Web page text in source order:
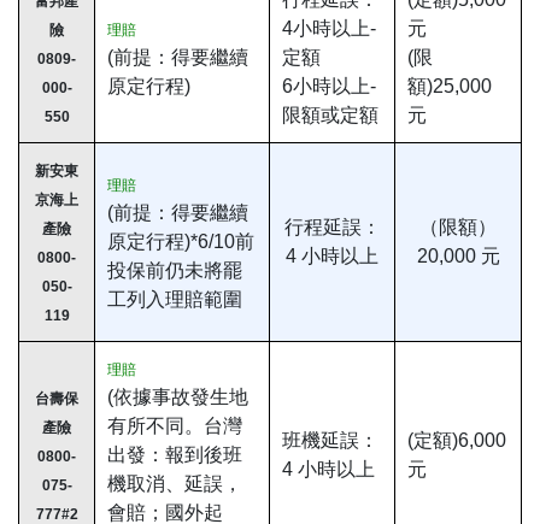
險
0809-
000-
550
理賠
(前提：得要繼續
原定行程)
4小時以上-
定額
6小時以上-
限額或定額
元
(限
額)25,000
元
新安東
京海上
產險
0800-
050-
119
理賠
(前提：得要繼續
原定行程)*6/10前
投保前仍未將罷
工列入理賠範圍
行程延誤：
4 小時以上
（限額）
20,000 元
台壽保
產險
0800-
075-
777#2
理賠
(依據事故發生地
有所不同。台灣
出發：報到後班
機取消、延誤，
會賠；國外起
班機延誤：
4 小時以上
(定額)6,000
元